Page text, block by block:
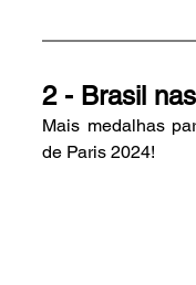
2 - Brasil
Mais medalhas
de Paris 2024!